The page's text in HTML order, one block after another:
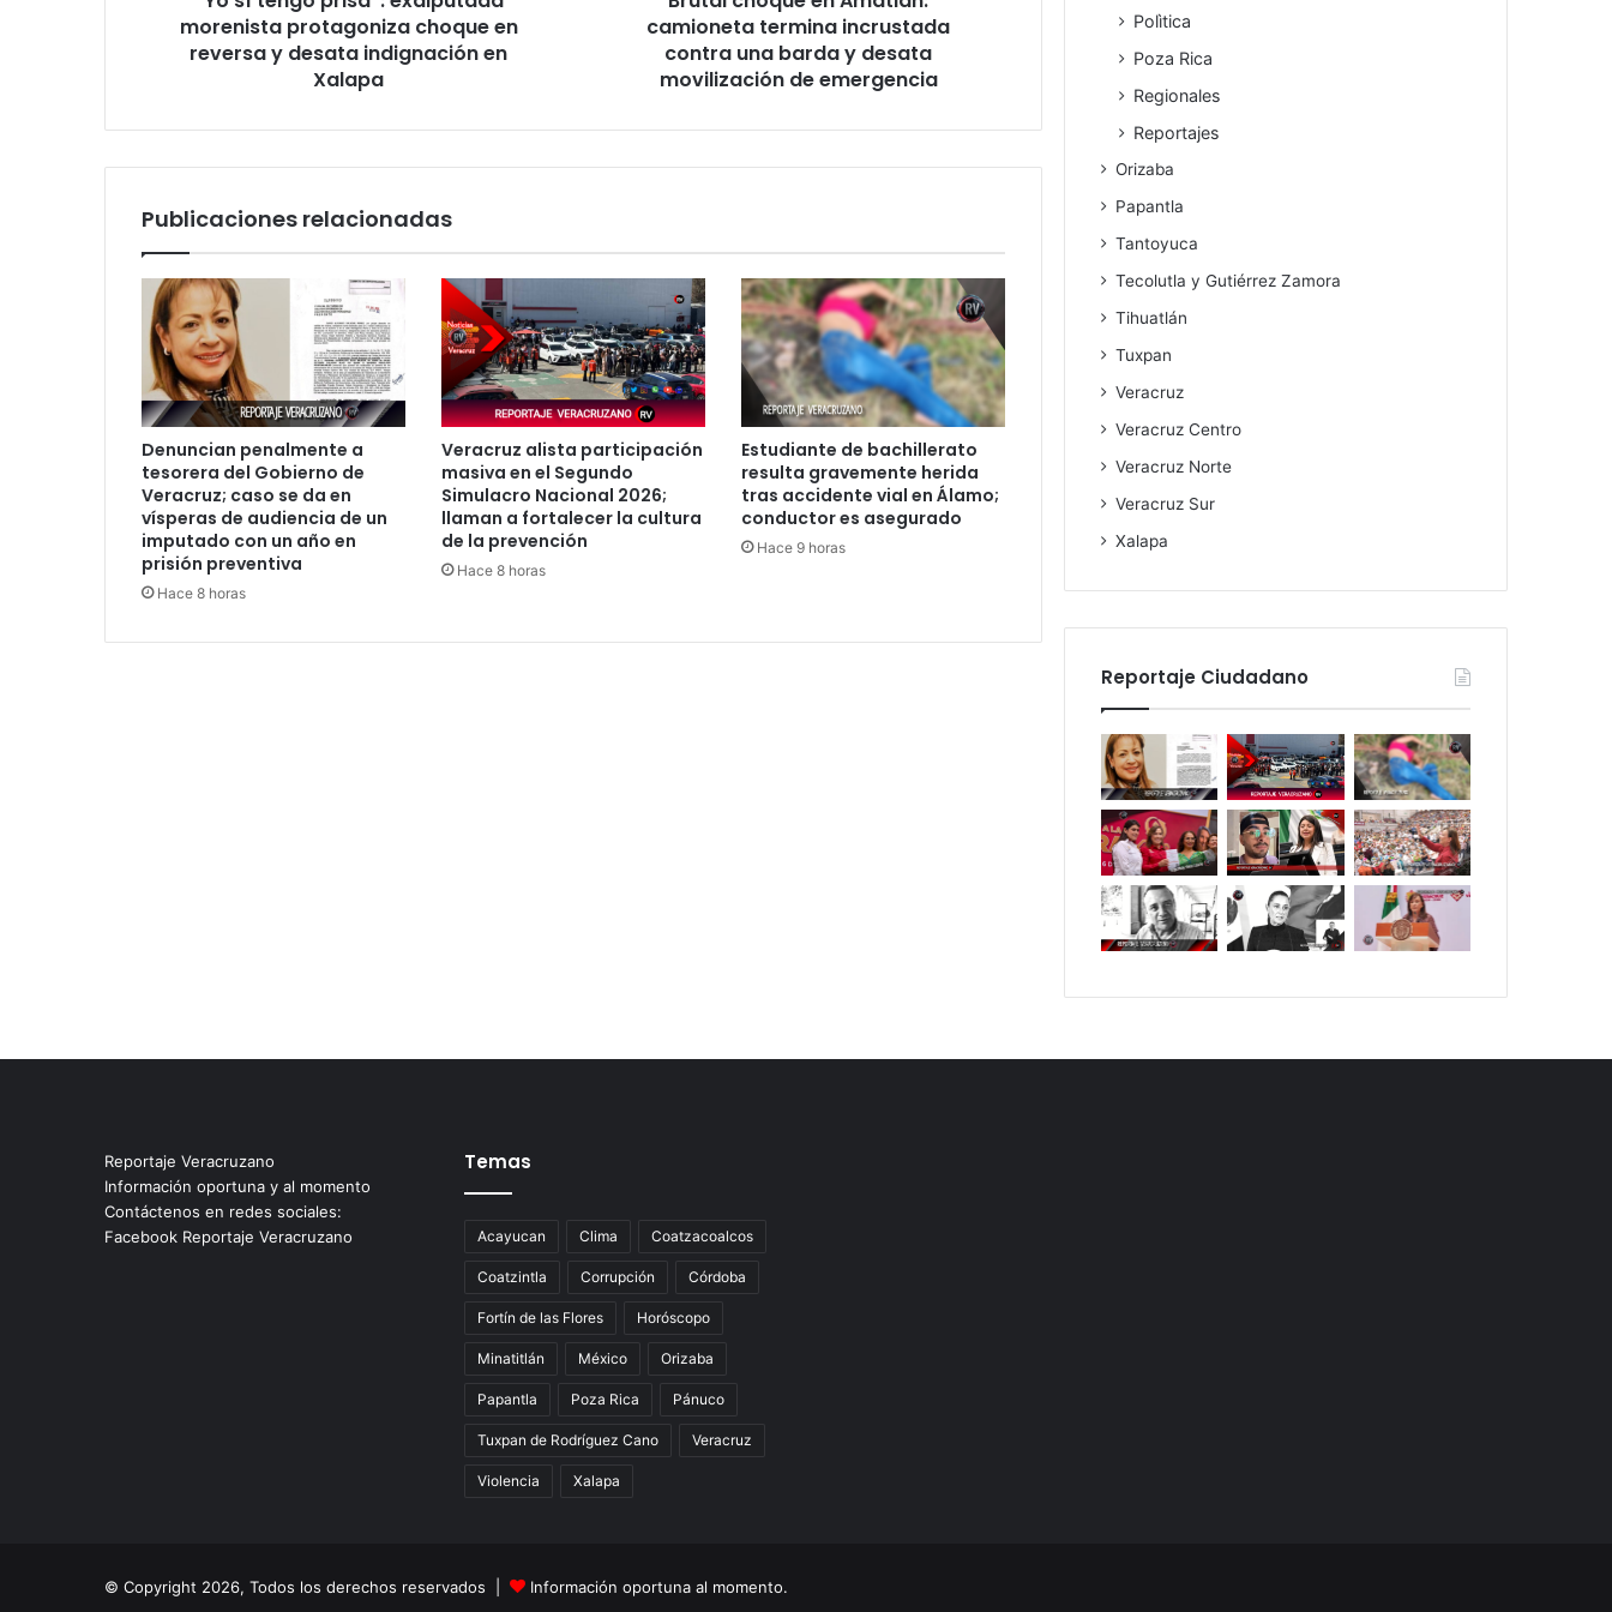
morenista protagoniza choque en
reversa y desata indignación en
Xalapa
movilización
camioneta termina incrustada
contra una barda y desata
movilización de emergencia
Publicaciones relacionadas
Denuncian penalmente a
tesorera del Gobierno de
Veracruz; caso se da en
vísperas de audiencia de un
imputado con un año en
prisión preventiva
Hace 8 horas
Veracruz alista participación
masiva en el Segundo
Simulacro Nacional 2026;
llaman a fortalecer la cultura
de la prevención
Hace 8 horas
Estudiante de bachillerato
resulta gravemente herida
tras accidente vial en Álamo;
conductor es asegurado
Hace 9 horas
Polìtica
Poza Rica
Regionales
Reportajes
Orizaba
Papantla
Tantoyuca
Tecolutla y Gutiérrez Zamora
Tihuatlán
Tuxpan
Veracruz
Veracruz Centro
Veracruz Norte
Veracruz Sur
Xalapa
Reportaje Ciudadano
Reportaje Veracruzano
Información oportuna y al momento
Contáctenos en redes sociales:
Facebook Reportaje Veracruzano
Temas
Acayucan Clima Coatzacoalcos
Coatzintla Corrupción Córdoba
Fortín de las Flores Horóscopo
Minatitlán México Orizaba
Papantla Poza Rica Pánuco
Tuxpan de Rodríguez Cano Veracruz
Violencia Xalapa
© Copyright 2026, Todos los derechos reservados | Información oportuna al momento.